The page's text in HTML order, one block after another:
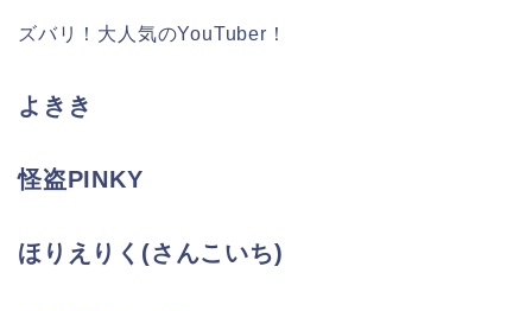
ズバリ！大人気のYouTuber！
よきき
怪盗PINKY
ほりえりく(さんこいち)